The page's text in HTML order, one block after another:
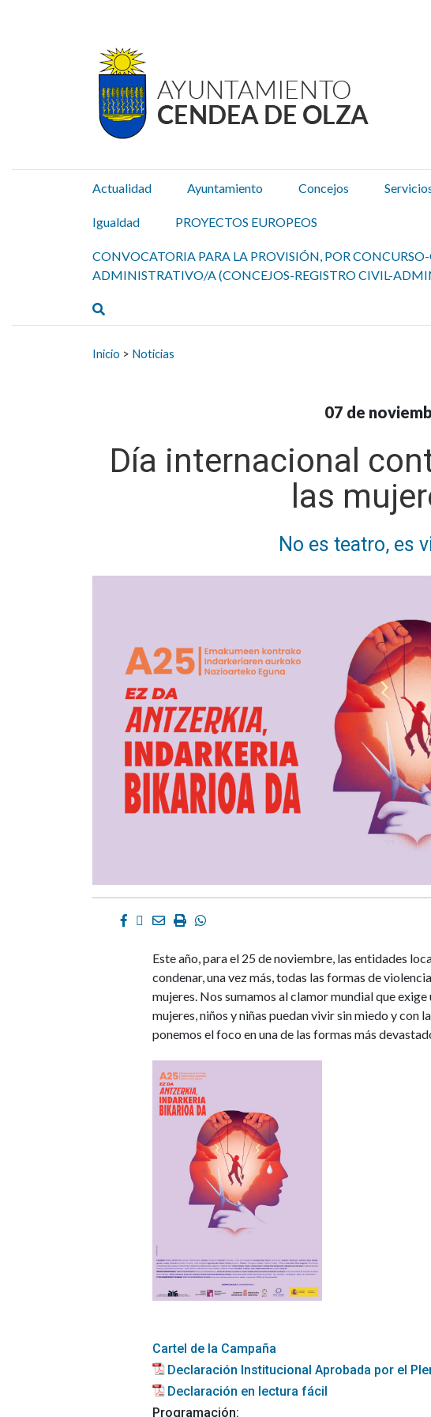
Actualidad Ayuntamiento Concejos
Igualdad PROYECTOS EUROPEOS
CONVOCATORIA PARA LA PROVISIÓN, POR
ADMINISTRATIVO/A (CONCEJOS-REGISTRO CIVIL-
Inicio > Noticias
07 de
Día internacional
las
No es teatro, es
Facebook
Twitter
EmailImprimirWhatsapp
Este año, para el 25 de noviembre, las entidades
condenar, una vez más, todas las formas de
mujeres. Nos sumamos al clamor mundial que
mujeres, niños y niñas puedan vivir sin miedo y con
ponemos el foco en una de las formas más
Cartel de la Campaña
Declaración Institucional Aprobada por el
Declaración en lectura fácil
Programación: